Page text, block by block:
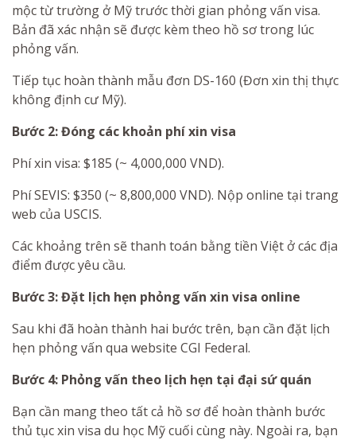
mộc từ trường ở Mỹ trước thời gian phỏng vấn visa.
Bản đã xác nhận sẽ được kèm theo hồ sơ trong lúc
phỏng vấn.
Tiếp tục hoàn thành mẫu đơn DS-160 (Đơn xin thị thực
không định cư Mỹ).
Bước 2: Đóng các khoản phí xin visa
Phí xin visa: $185 (~ 4,000,000 VND).
Phí SEVIS: $350 (~ 8,800,000 VND). Nộp online tại trang
web của USCIS.
Các khoảng trên sẽ thanh toán bằng tiền Việt ở các địa
điểm được yêu cầu.
Bước 3: Đặt lịch hẹn phỏng vấn xin visa online
Sau khi đã hoàn thành hai bước trên, bạn cần đặt lịch
hẹn phỏng vấn qua website CGI Federal.
Bước 4: Phỏng vấn theo lịch hẹn tại đại sứ quán
Bạn cần mang theo tất cả hồ sơ để hoàn thành bước
thủ tục xin visa du học Mỹ cuối cùng này. Ngoài ra, bạn